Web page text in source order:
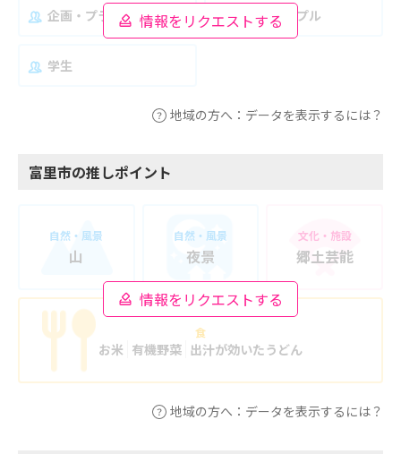
情報をリクエストする
企画・プランナー 夫婦・カップル
学生
地域の方へ：データを表示するには？
富里市の推しポイント
情報をリクエストする
自然・風景
山
自然・風景
夜景
文化・施設
郷土芸能
食
お米 有機野菜 出汁が効いたうどん
地域の方へ：データを表示するには？